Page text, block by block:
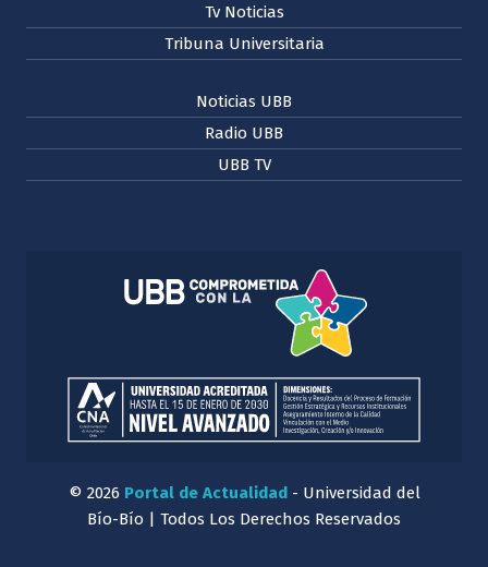
Tv Noticias
Tribuna Universitaria
Noticias UBB
Radio UBB
UBB TV
© 2026 Portal de Actualidad- Universidad del
Bío-Bío | Todos Los Derechos Reservados